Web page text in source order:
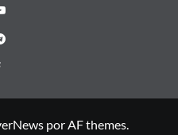
por AF themes.